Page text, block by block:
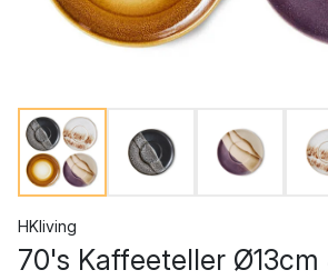
HKliving
70's Kaffeeteller Ø13cm